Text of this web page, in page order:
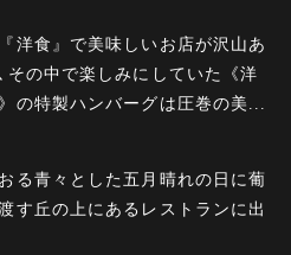
洋食』で美味しいお店が沢山あ
その中で楽しみにしていた《洋
の特製ハンバーグは圧巻の美...
る青々とした五月晴れの日に葡
す丘の上にあるレストランに出